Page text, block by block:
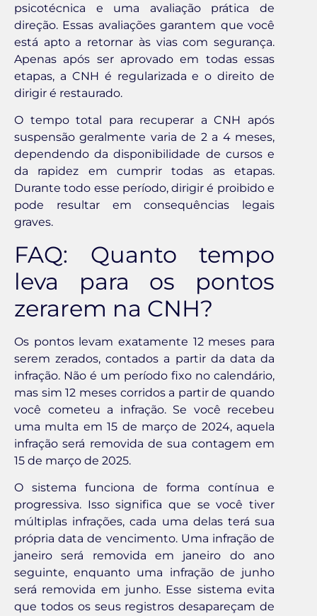
psicotécnica e uma avaliação prática de
direção. Essas avaliações garantem que você
está apto a retornar às vias com segurança.
Apenas após ser aprovado em todas essas
etapas, a CNH é regularizada e o direito de
dirigir é restaurado.
O tempo total para recuperar a CNH após
suspensão geralmente varia de 2 a 4 meses,
dependendo da disponibilidade de cursos e
da rapidez em cumprir todas as etapas.
Durante todo esse período, dirigir é proibido e
pode resultar em consequências legais
graves.
FAQ: Quanto tempo
leva para os pontos
zerarem na CNH?
Os pontos levam exatamente 12 meses para
serem zerados, contados a partir da data da
infração. Não é um período fixo no calendário,
mas sim 12 meses corridos a partir de quando
você cometeu a infração. Se você recebeu
uma multa em 15 de março de 2024, aquela
infração será removida de sua contagem em
15 de março de 2025.
O sistema funciona de forma contínua e
progressiva. Isso significa que se você tiver
múltiplas infrações, cada uma delas terá sua
própria data de vencimento. Uma infração de
janeiro será removida em janeiro do ano
seguinte, enquanto uma infração de junho
será removida em junho. Esse sistema evita
que todos os seus registros desapareçam de